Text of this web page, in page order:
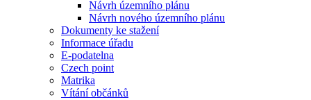
Návrh územního plánu
Návrh nového územního plánu
Dokumenty ke stažení
Informace úřadu
E-podatelna
Czech point
Matrika
Vítání občánků